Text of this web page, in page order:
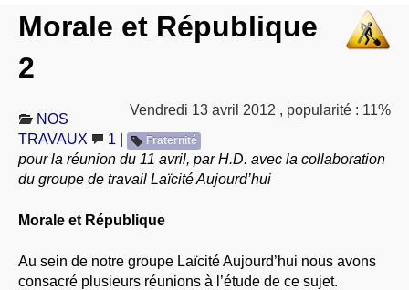
ÉCOLES
HISTOIRE(s)
À PROPOS
LIBRES OPINIONS
* [ connexion Adhérents ].
Morale et République
2
Vendredi 13 avril 2012 , popularité : 11%
NOS
TRAVAUX
1 Fraternité
pour la réunion du 11 avril, par H.D. avec la collaboration
du groupe de travail Laïcité Aujourd’hui
Morale et République
Au sein de notre groupe Laïcité Aujourd’hui nous avons
consacré plusieurs réunions à l’étude de ce sujet.